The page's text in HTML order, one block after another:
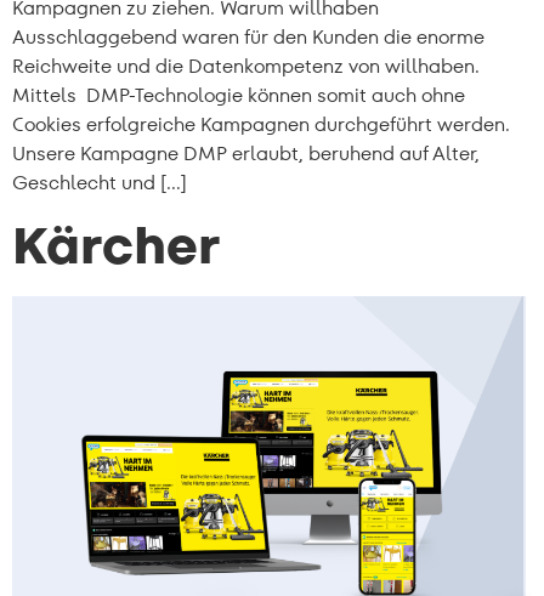
Kampagnen zu ziehen. Warum willhaben
Ausschlaggebend waren für den Kunden die enorme
Reichweite und die Datenkompetenz von willhaben.
Mittels DMP-Technologie können somit auch ohne
Cookies erfolgreiche Kampagnen durchgeführt werden.
Unsere Kampagne DMP erlaubt, beruhend auf Alter,
Geschlecht und […]
Kärcher